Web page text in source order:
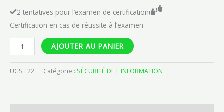
2 tentatives pour l’examen de certification
Certification en cas de réussite à l’examen
AJOUTER AU PANIER
UGS : 22 Catégorie : SÉCURITÉ DE L'INFORMATION